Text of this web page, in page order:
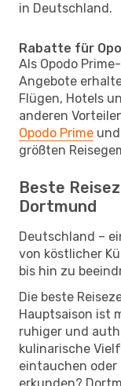
in Deutschland.
Rabatte für
Als Opodo
Angebote
Flügen, Hotels
anderen
Opodo Prime
größten
Beste
Dortmund
Deutschland –
von köstlicher
bis hin zu
Die beste
Hauptsaison ist
ruhiger und
kulinarische
eintauchen oder